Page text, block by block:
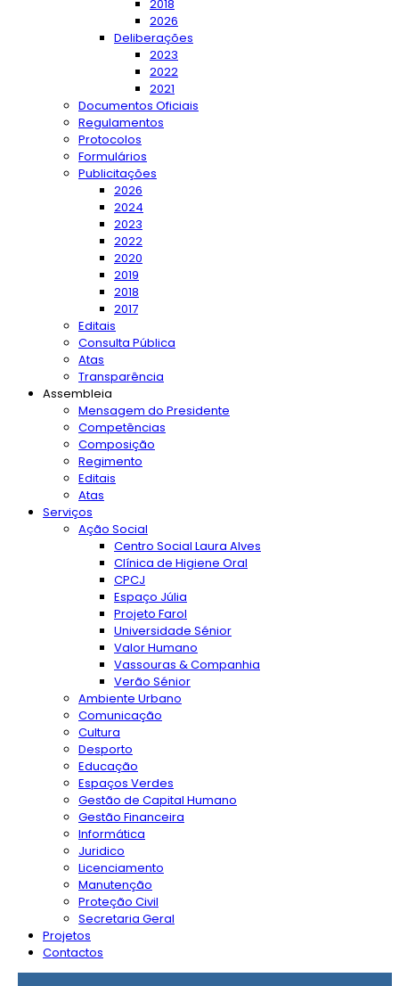
2018
2026
Deliberações
2023
2022
2021
Documentos Oficiais
Regulamentos
Protocolos
Formulários
Publicitações
2026
2024
2023
2022
2020
2019
2018
2017
Editais
Consulta Pública
Atas
Transparência
Assembleia
Mensagem do Presidente
Competências
Composição
Regimento
Editais
Atas
Serviços
Ação Social
Centro Social Laura Alves
Clínica de Higiene Oral
CPCJ
Espaço Júlia
Projeto Farol
Universidade Sénior
Valor Humano
Vassouras & Companhia
Verão Sénior
Ambiente Urbano
Comunicação
Cultura
Desporto
Educação
Espaços Verdes
Gestão de Capital Humano
Gestão Financeira
Informática
Juridico
Licenciamento
Manutenção
Proteção Civil
Secretaria Geral
Projetos
Contactos